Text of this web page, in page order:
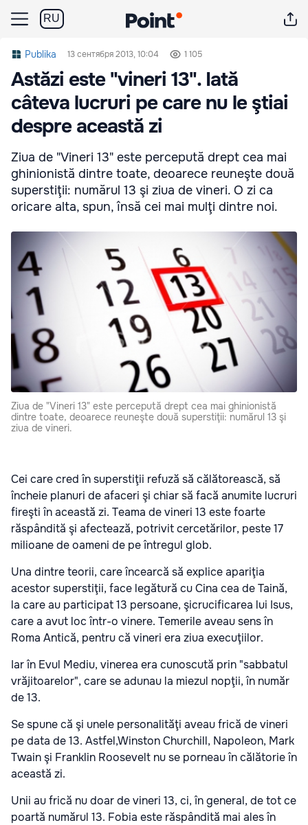
RU
Publika 13 сентября 2013, 10:04 1 105
Astăzi este "vineri 13". Iată
câteva lucruri pe care nu le ştiai
despre această zi
Ziua de "Vineri 13" este percepută drept cea mai
ghinionistă dintre toate, deoarece reuneşte două
superstiţii: numărul 13 şi ziua de vineri. O zi ca
oricare alta, spun, însă cei mai mulţi dintre noi.
Ziua de "Vineri 13" este percepută drept cea mai ghinionistă
dintre toate, deoarece reuneşte două superstiţii: numărul 13 şi
ziua de vineri.
Cei care cred în superstiţii refuză să călătorească, să
încheie planuri de afaceri şi chiar să facă anumite lucruri
fireşti în această zi. Teama de vineri 13 este foarte
răspândită şi afectează, potrivit cercetărilor, peste 17
milioane de oameni de pe întregul glob.
Una dintre teorii, care încearcă să explice apariţia
acestor superstiţii, face legătură cu Cina cea de Taină,
la care au participat 13 persoane, şicrucificarea lui Isus,
care a avut loc într-o vinere. Temerile aveau sens în
Roma Antică, pentru că vineri era ziua execuţiilor.
Iar în Evul Mediu, vinerea era cunoscută prin "sabbatul
vrăjitoarelor", care se adunau la miezul nopţii, în număr
de 13.
Se spune că şi unele personalităţi aveau frică de vineri
pe data de 13. Astfel,Winston Churchill, Napoleon, Mark
Twain şi Franklin Roosevelt nu se porneau în călătorie în
această zi.
Unii au frică nu doar de vineri 13, ci, în general, de tot ce
poartă numărul 13. Fobia este răspândită mai ales în